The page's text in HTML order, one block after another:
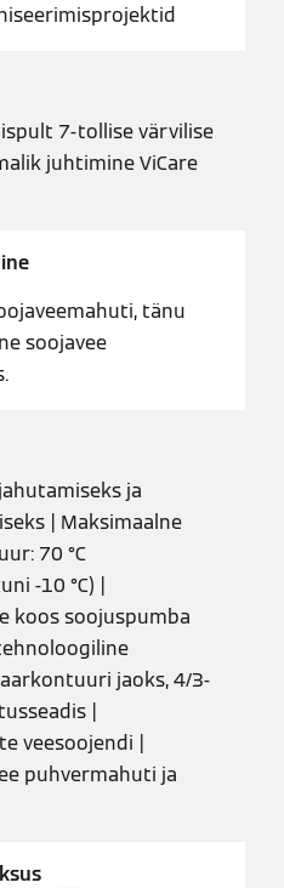
7-tollise värvilise
juhtimine ViCare
tänu
soojavee
ja
| Maksimaalne
70 °C
-10 °C) |
koos soojuspumba
jaoks, 4/3-
|
veesoojendi |
puhvermahuti ja